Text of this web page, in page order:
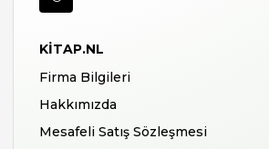
KITAP.NL
Firma Bilgileri
Hakkımızda
Mesafeli Satış Sözleşmesi